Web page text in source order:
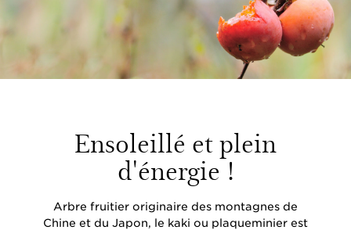
Ensoleillé et plein
d'énergie !
Arbre fruitier originaire des montagnes de
Chine et du Japon, le kaki ou plaqueminier est